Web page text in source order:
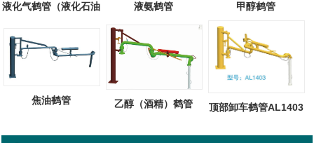
液化气鹤管（液化石油
液氨鹤管 甲醇鹤管
焦油鹤管 乙醇（酒精）鹤管 顶部卸车鹤管AL1403